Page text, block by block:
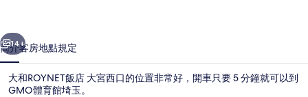
西
口
的
個 下一個
14+
簡介客房地點規定
大和ROYNET飯店 大宮西口的位置非常好，開車只要 5 分鐘就可以到
GMO體育館埼玉。